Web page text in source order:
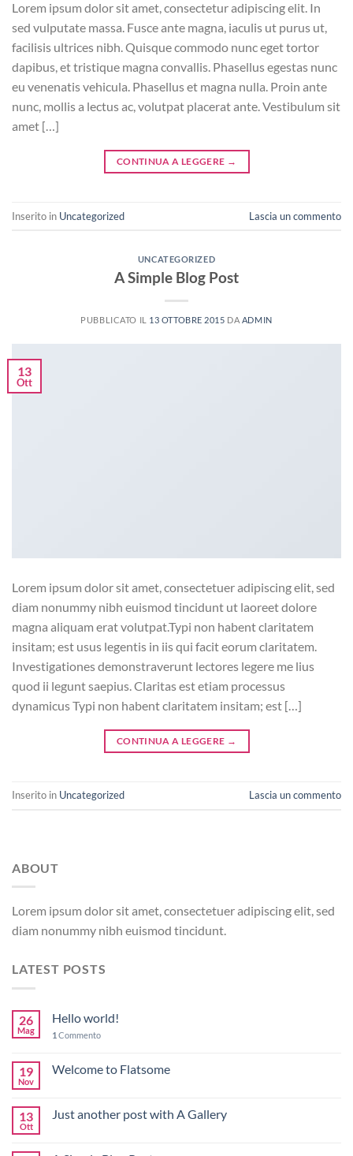
Lorem ipsum dolor sit amet, consectetur adipiscing elit. In
sed vulputate massa. Fusce ante magna, iaculis ut purus ut,
facilisis ultrices nibh. Quisque commodo nunc eget tortor
dapibus, et tristique magna convallis. Phasellus egestas nunc
eu venenatis vehicula. Phasellus et magna nulla. Proin ante
nunc, mollis a lectus ac, volutpat placerat ante. Vestibulum sit
amet […]
CONTINUA A LEGGERE →
Inserito in Uncategorized Lascia un commento
UNCATEGORIZED
A Simple Blog Post
PUBBLICATO IL 13 OTTOBRE 2015 DA ADMIN
13
Ott
Lorem ipsum dolor sit amet, consectetuer adipiscing elit, sed
diam nonummy nibh euismod tincidunt ut laoreet dolore
magna aliquam erat volutpat.Typi non habent claritatem
insitam; est usus legentis in iis qui facit eorum claritatem.
Investigationes demonstraverunt lectores legere me lius
quod ii legunt saepius. Claritas est etiam processus
dynamicus Typi non habent claritatem insitam; est […]
CONTINUA A LEGGERE →
Inserito in Uncategorized Lascia un commento
ABOUT
Lorem ipsum dolor sit amet, consectetuer adipiscing elit, sed
diam nonummy nibh euismod tincidunt.
LATEST POSTS
26
Mag
Hello world!
1 Commento
19
Nov
Welcome to Flatsome
13
Ott
Just another post with A Gallery